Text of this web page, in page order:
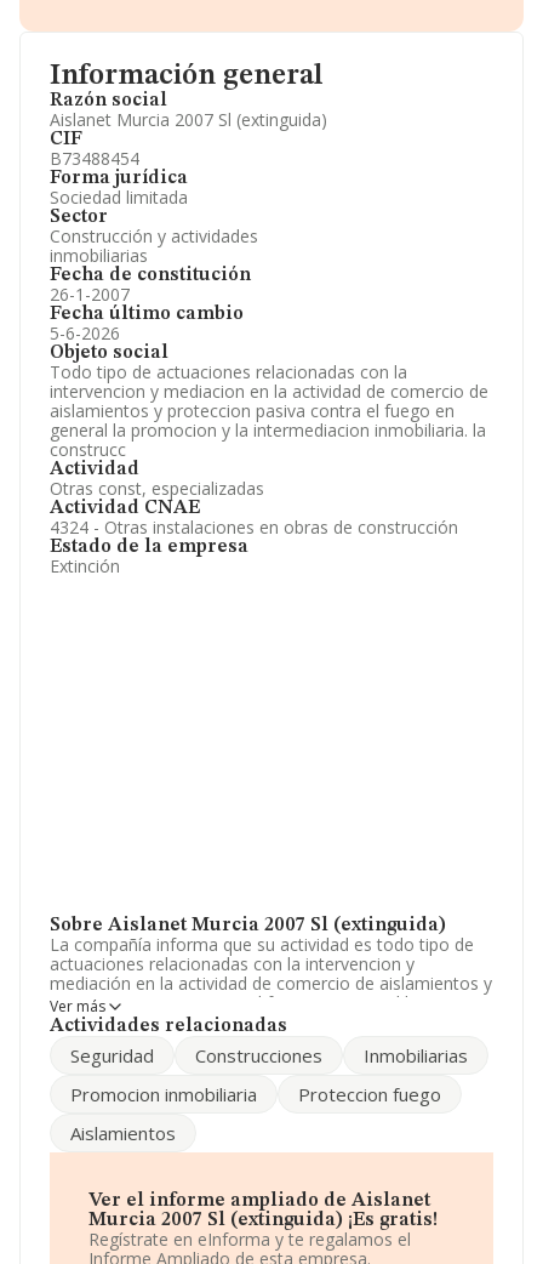
Información general
Razón social
Aislanet Murcia 2007 Sl (extinguida)
CIF
B73488454
Forma jurídica
Sociedad limitada
Sector
Construcción y actividades
inmobiliarias
Fecha de constitución
26-1-2007
Fecha último cambio
5-6-2026
Objeto social
Todo tipo de actuaciones relacionadas con la
intervencion y mediacion en la actividad de comercio de
aislamientos y proteccion pasiva contra el fuego en
general la promocion y la intermediacion inmobiliaria. la
construcc
Actividad
Otras const, especializadas
Actividad CNAE
4324 - Otras instalaciones en obras de construcción
Estado de la empresa
Extinción
Sobre Aislanet Murcia 2007 Sl (extinguida)
La compañía informa que su actividad es todo tipo de
actuaciones relacionadas con la intervencion y
mediación en la actividad de comercio de aislamientos y
proteccion pasiva contra el fuego en general la
promoción y la intermediación inmobiliaria. la construcc.
CNAE es '%cnae%' con código 4324. La sociedad no
empleados y según las cifras existentes en la base de
datos de INFORMA, el número de empleados ha estado
Para ponerse en contacto con sus oficinas, la empresa
facilita el número de teléfono 968896070.
Ver más
Actividades relacionadas
Seguridad Construcciones
Inmobiliarias
Promocion inmobiliaria
Proteccion fuego
Aislamientos
Ver el informe ampliado de Aislanet
Murcia 2007 Sl (extinguida) ¡Es gratis!
Regístrate en eInforma y te regalamos el
Informe Ampliado de esta empresa.
Información oficial y registral complementaria.